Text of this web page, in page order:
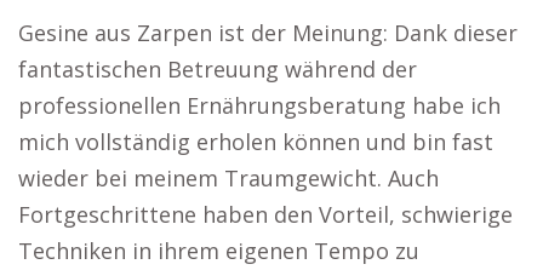
Gesine aus Zarpen ist der Meinung: Dank dieser
fantastischen Betreuung während der
professionellen Ernährungsberatung habe ich
mich vollständig erholen können und bin fast
wieder bei meinem Traumgewicht. Auch
Fortgeschrittene haben den Vorteil, schwierige
Techniken in ihrem eigenen Tempo zu